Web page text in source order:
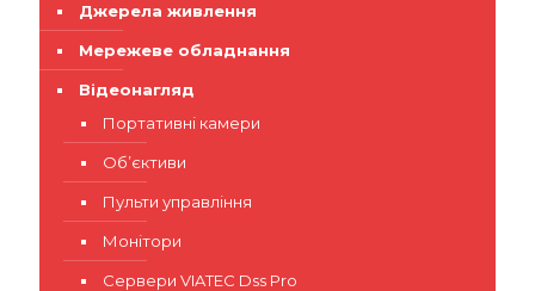
Джерела живлення
Мережеве обладнання
Відеонагляд
Портативні камери
Об’єктиви
Пульти управління
Монітори
Сервери VIATEC Dss Pro